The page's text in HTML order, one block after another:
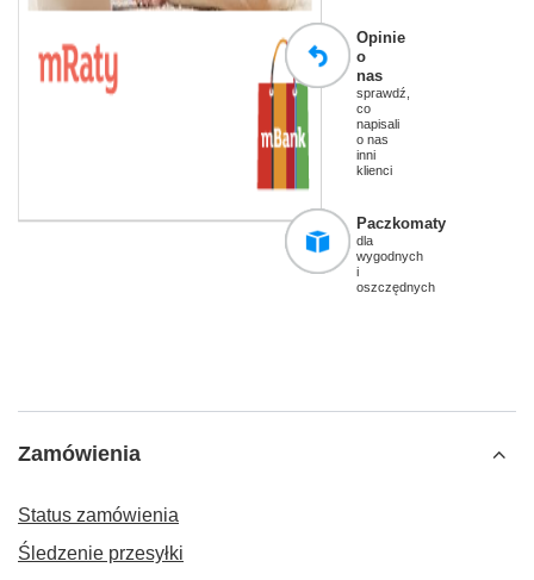
Opinie
o
nas
sprawdź,
co
napisali
o nas
inni
klienci
Paczkomaty
dla
wygodnych
i
oszczędnych
Zamówienia
Status zamówienia
Śledzenie przesyłki